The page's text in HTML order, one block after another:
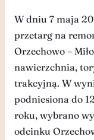
W dniu 7 maja
przetarg na
Orzechowo –
nawierzchnia,
trakcyjną. W
podniesiona do
roku, wybrano
odcinku